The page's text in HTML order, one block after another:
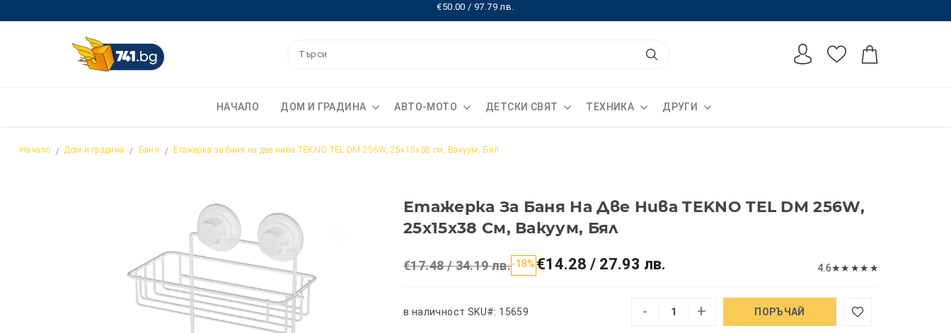
€50.00 / 97.79 лв.
НАЧАЛО ДОМ И ГРАДИНА АВТО-МОТО ДЕТСКИ СВЯТ ТЕХНИКА ДРУГИ
Начало Дом и градина Баня Етажерка за баня на две нива TEKNO TEL DM 256W, 25х15х38 см, Вакуум, Бял
Етажерка За Баня На Две Нива TEKNO TEL DM 256W,
25х15х38 См, Вакуум, Бял
€17.48 / 34.19 лв.-18% €14.28 / 27.93 лв. 4.6★★ ★★ ★
в наличност SKU#: 15659 - + ПОРЪЧАЙ